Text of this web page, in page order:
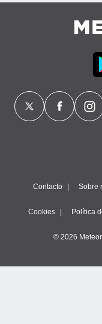
Contacto Sobre
Cookies Política
© 2026